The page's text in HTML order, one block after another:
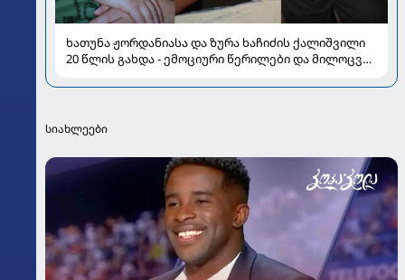
ხათუნა ჟორდანიასა და ზურა ხაჩიძის ქალიშვილი
20 წლის გახდა - ემოციური წერილები და მილოცვა
სიახლეები